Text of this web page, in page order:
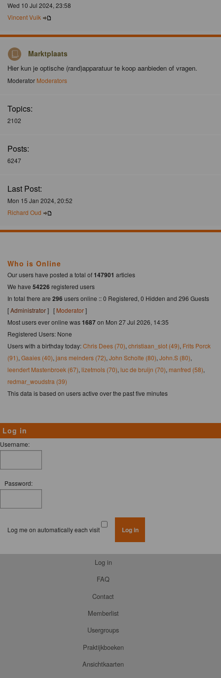
Wed 10 Jul 2024, 23:58
Vincent Vuik
Marktplaats
Hier kun je optische (rand)apparatuur te koop aanbieden of vragen.
Moderator Moderators
Topics:
2102
Posts:
6247
Last Post:
Mon 15 Jan 2024, 20:52
Richard Oud
Who is Online
Our users have posted a total of147901 articles
We have 54226 registered users
In total there are 296 users online :: 0 Registered, 0 Hidden and 296 Guests
[Administrator] [ Moderator]
Most users ever online was1687on Mon 27 Jul 2026, 14:35
Registered Users: None
Users with a birthday today:Chris Dees (70), christiaan_slot (49), Frits Porck
(91), Gaaies (40), jans meinders (72), John Scholte (80), John.S (80),
leendert Mastenbroek (67), lizetmols (70), luc de bruijn (70), manfred (58),
redmar_woudstra (39)
This data is based on users active over the past five minutes
Log in
Username:
Password:
Log me on automatically each visit
Log in
FAQ
Contact
Memberlist
Usergroups
Praktijkboeken
Ansichtkaarten